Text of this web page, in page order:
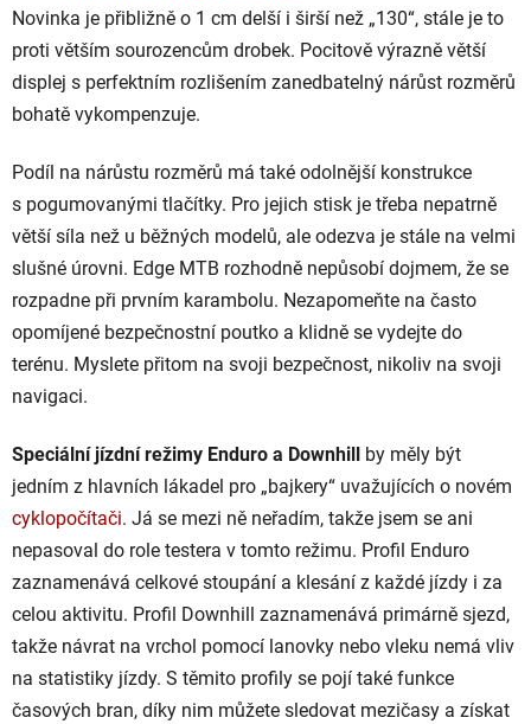
Novinka je přibližně o 1 cm delší i širší než „130“, stále je to
proti větším sourozencům drobek. Pocitově výrazně větší
displej s perfektním rozlišením zanedbatelný nárůst rozměrů
bohatě vykompenzuje.
Podíl na nárůstu rozměrů má také odolnější konstrukce
s pogumovanými tlačítky. Pro jejich stisk je třeba nepatrně
větší síla než u běžných modelů, ale odezva je stále na velmi
slušné úrovni. Edge MTB rozhodně nepůsobí dojmem, že se
rozpadne při prvním karambolu. Nezapomeňte na často
opomíjené bezpečnostní poutko a klidně se vydejte do
terénu. Myslete přitom na svoji bezpečnost, nikoliv na svoji
navigaci.
Speciální jízdní režimy Enduro a Downhill
by měly být
jedním z hlavních lákadel pro „bajkery“ uvažujících o novém
cyklopočítači. Já se mezi ně neřadím, takže jsem se ani
nepasoval do role testera v tomto režimu. Profil Enduro
zaznamenává celkové stoupání a klesání z každé jízdy i za
celou aktivitu. Profil Downhill zaznamenává primárně sjezd,
takže návrat na vrchol pomocí lanovky nebo vleku nemá vliv
na statistiky jízdy. S těmito profily se pojí také funkce
časových bran, díky nim můžete sledovat mezičasy a získat